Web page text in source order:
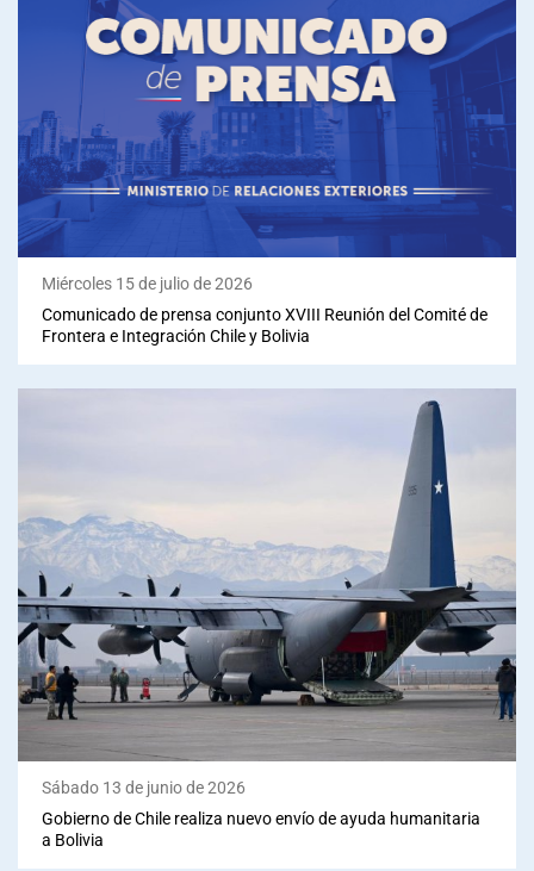
Miércoles 15 de julio de 2026
Comunicado de prensa conjunto XVIII Reunión del Comité de
Frontera e Integración Chile y Bolivia
Sábado 13 de junio de 2026
Gobierno de Chile realiza nuevo envío de ayuda humanitaria
a Bolivia